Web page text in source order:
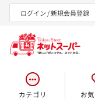
ログイン / 新規会員登録
カテゴリ お